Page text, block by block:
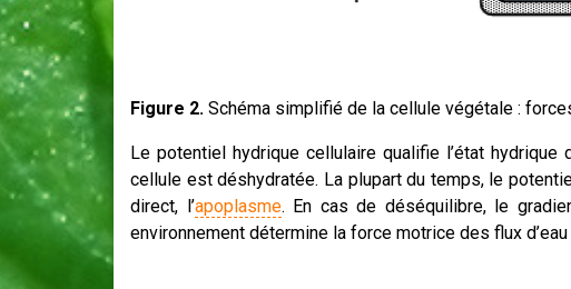
Figure 2. Schéma simplifié de la cellule végétale :
Le potentiel hydrique cellulaire qualifie l’état
cellule est déshydratée. La plupart du temps, le
direct, l’apoplasme. En cas de déséquilibre, le
environnement détermine la force motrice des flux